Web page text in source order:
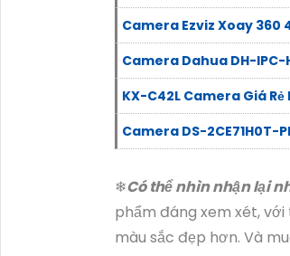
Camera Ezviz Xoay 360
Camera Dahua DH-IPC-
KX-C42L Camera Giá
Camera DS-2CE71H0T-
❄Có thể nhìn nhận lại
phẩm đáng xem xét, với
màu sắc đẹp hơn. Và